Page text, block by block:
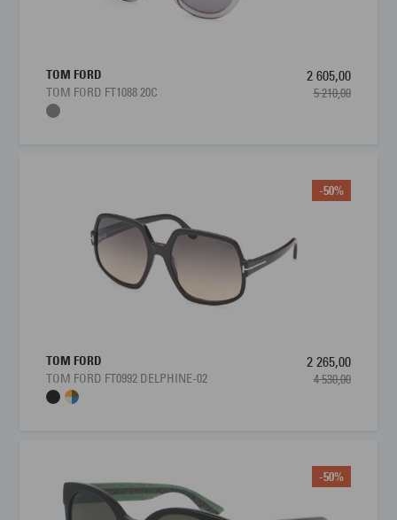
TOM FORD
TOM FORD FT1088 20C
2 605,00
5 210,00
-50%
TOM FORD
TOM FORD FT0992 DELPHINE-02
2 265,00
4 530,00
-50%